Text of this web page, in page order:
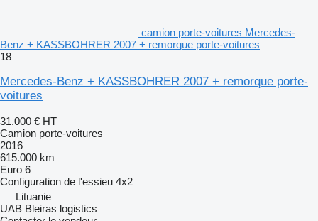
camion porte-voitures Mercedes-
Benz + KASSBOHRER 2007 + remorque porte-voitures
18
Mercedes-Benz + KASSBOHRER 2007 + remorque porte-
voitures
31.000 € HT
Camion porte-voitures
2016
615.000 km
Euro 6
Configuration de l'essieu 4x2
Lituanie
UAB Bleiras logistics